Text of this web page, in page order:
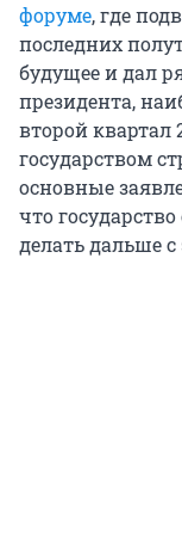
форуме, где
последних
будущее и дал
президента,
второй квартал
государством
основные
что
делать дальше